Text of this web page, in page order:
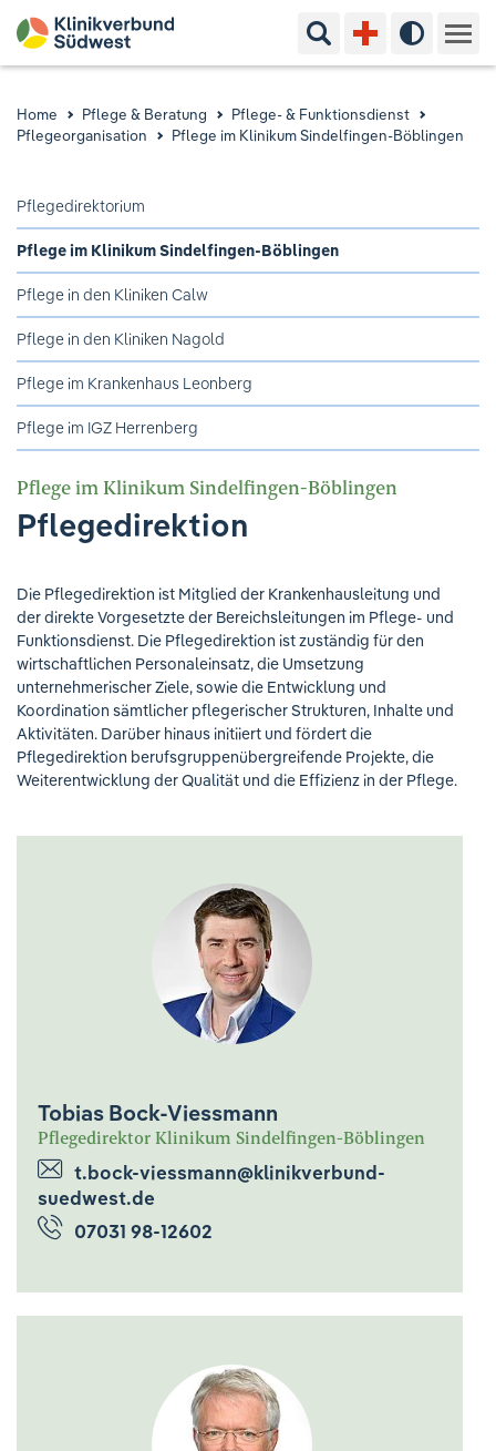
Suchbegriff eingeben
Hoher
Pflege & Beratung
Ausbildung & Studium
Jobs & Karriere
Der Klinikverbund Südwest
Ihre Meinung ist uns wichtig!
Home Pflege & Beratung
Pflege- & Funktionsdienst
Pflegeorganisation
Pflege im Klinikum Sindelfingen-Böblingen
Pflegedirektorium
Pflege im Klinikum Sindelfingen-Böblingen
Pflege in den Kliniken Calw
Pflege in den Kliniken Nagold
Pflege im Krankenhaus Leonberg
Pflege im IGZ Herrenberg
Pflege im Klinikum Sindelfingen-Böblingen
Pflegedirektion
Die Pflegedirektion ist Mitglied der Krankenhausleitung und
der direkte Vorgesetzte der Bereichsleitungen im Pflege- und
Funktionsdienst. Die Pflegedirektion ist zuständig für den
wirtschaftlichen Personaleinsatz, die Umsetzung
unternehmerischer Ziele, sowie die Entwicklung und
Koordination sämtlicher pflegerischer Strukturen, Inhalte und
Aktivitäten. Darüber hinaus initiiert und fördert die
Pflegedirektion berufsgruppenübergreifende Projekte, die
Weiterentwicklung der Qualität und die Effizienz in der Pflege.
Tobias Bock-Viessmann
Pflegedirektor Klinikum Sindelfingen-Böblingen
t.bock-viessmann@klinikverbund-
suedwest.de
07031 98-12602